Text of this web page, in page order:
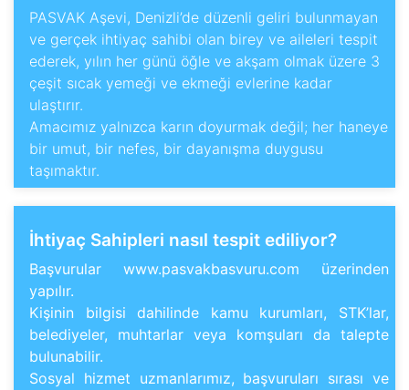
PASVAK Aşevi, Denizli’de düzenli geliri bulunmayan
ve gerçek ihtiyaç sahibi olan birey ve aileleri tespit
ederek, yılın her günü öğle ve akşam olmak üzere 3
çeşit sıcak yemeği ve ekmeği evlerine kadar
ulaştırır.
Amacımız yalnızca karın doyurmak değil; her haneye
bir umut, bir nefes, bir dayanışma duygusu
taşımaktır.
İhtiyaç Sahipleri nasıl tespit ediliyor?
Başvurular www.pasvakbasvuru.com üzerinden
yapılır.
Kişinin bilgisi dahilinde kamu kurumları, STK’lar,
belediyeler, muhtarlar veya komşuları da talepte
bulunabilir.
Sosyal hizmet uzmanlarımız, başvuruları sırası ve